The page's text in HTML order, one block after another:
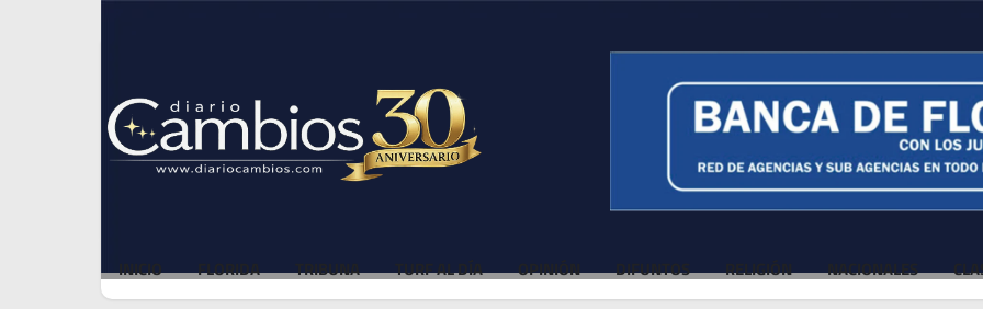
INICIO FLORIDA TRIBUNA TURF AL DÍA OPINIÓN DIFUNTOS RELIGIÓN NACIONALES